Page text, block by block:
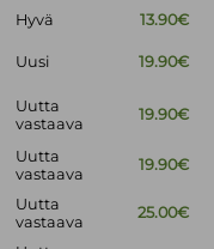
Hyvä
13.90€
Uusi 19.90€
Uutta
vastaava
19.90€
Uutta
vastaava
19.90€
Uutta
vastaava
25.00€